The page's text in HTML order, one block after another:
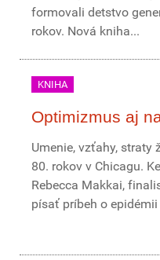
formovali detstvo
rokov. Nová kniha...
KNIHA
Optimizmus aj
Umenie, vzťahy,
80. rokov v Chicagu.
Rebecca Makkai,
písať príbeh o